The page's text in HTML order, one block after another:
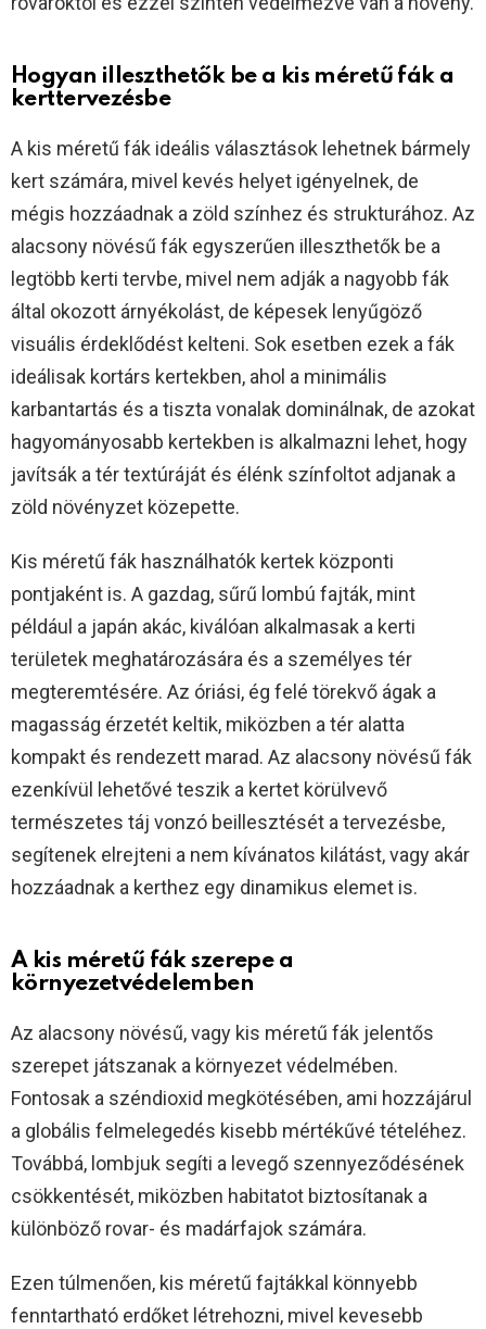
Hogyan illeszthetők be a kis méretű fák a
kerttervezésbe
A kis méretű fák ideális választások lehetnek bármely
kert számára, mivel kevés helyet igényelnek, de
mégis hozzáadnak a zöld színhez és strukturához. Az
alacsony növésű fák egyszerűen illeszthetők be a
legtöbb kerti tervbe, mivel nem adják a nagyobb fák
által okozott árnyékolást, de képesek lenyűgöző
visuális érdeklődést kelteni. Sok esetben ezek a fák
ideálisak kortárs kertekben, ahol a minimális
karbantartás és a tiszta vonalak dominálnak, de azokat
hagyományosabb kertekben is alkalmazni lehet, hogy
javítsák a tér textúráját és élénk színfoltot adjanak a
zöld növényzet közepette.
Kis méretű fák használhatók kertek központi
pontjaként is. A gazdag, sűrű lombú fajták, mint
például a japán akác, kiválóan alkalmasak a kerti
területek meghatározására és a személyes tér
megteremtésére. Az óriási, ég felé törekvő ágak a
magasság érzetét keltik, miközben a tér alatta
kompakt és rendezett marad. Az alacsony növésű fák
ezenkívül lehetővé teszik a kertet körülvevő
természetes táj vonzó beillesztését a tervezésbe,
segítenek elrejteni a nem kívánatos kilátást, vagy akár
hozzáadnak a kerthez egy dinamikus elemet is.
A kis méretű fák szerepe a
környezetvédelemben
Az alacsony növésű, vagy kis méretű fák jelentős
szerepet játszanak a környezet védelmében.
Fontosak a széndioxid megkötésében, ami hozzájárul
a globális felmelegedés kisebb mértékűvé tételéhez.
Továbbá, lombjuk segíti a levegő szennyeződésének
csökkentését, miközben habitatot biztosítanak a
különböző rovar- és madárfajok számára.
Ezen túlmenően, kis méretű fajtákkal könnyebb
fenntartható erdőket létrehozni, mivel kevesebb